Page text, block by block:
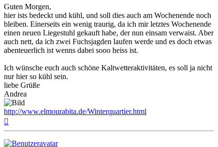
Guten Morgen,
hier ists bedeckt und kühl, und soll dies auch am Wochenende noch
bleiben. Einerseits ein wenig traurig, da ich mir letztes Wochenende
einen neuen Liegestuhl gekauft habe, der nun einsam verwaist. Aber
auch nett, da ich zwei Fuchsjagden laufen werde und es doch etwas
abenteuerlich ist wenns dabei sooo heiss ist.
Ich wünsche euch auch schöne Kaltwetteraktivitäten, es soll ja nicht
nur hier so kühl sein.
liebe Grüße
Andrea
http://www.elmourabita.de/Winterquartier.html